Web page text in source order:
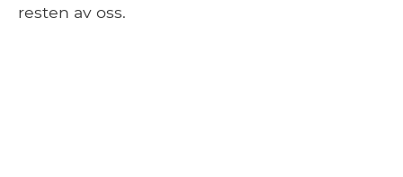
resten av oss.